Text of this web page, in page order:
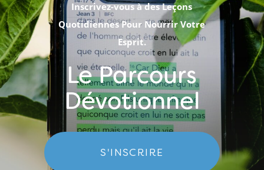
Inscrivez-vous à des Leçons
Quotidiennes Pour Nourrir Votre
Esprit.
Le Parcours
Dévotionnel
S'INSCRIRE